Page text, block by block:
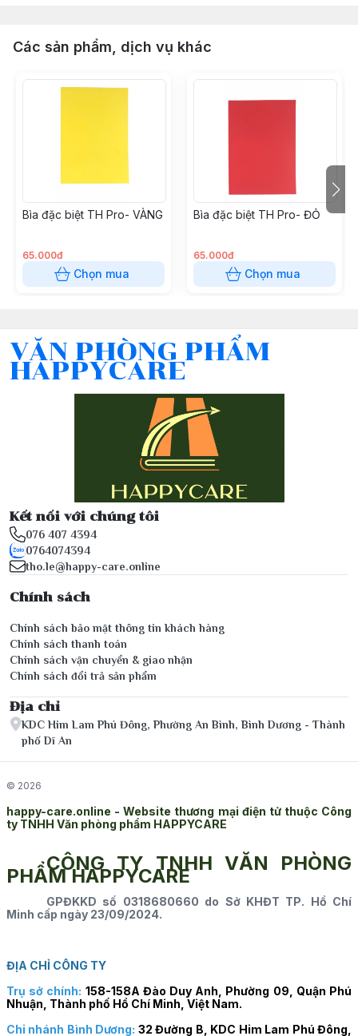
Các sản phẩm, dịch vụ khác
Bìa đặc biệt TH Pro- VÀNG
65.000đ
Chọn mua
Bìa đặc biệt TH Pro- ĐỎ
65.000đ
Chọn mua
VĂN PHÒNG PHẨM
HAPPYCARE
Kết nối với chúng tôi
076 407 4394
0764074394
tho.le@happy-care.online
Chính sách
Chính sách bảo mật thông tin khách hàng
Chính sách thanh toán
Chính sách vận chuyển & giao nhận
Chính sách đổi trả sản phẩm
Địa chỉ
KDC Him Lam Phú Đông, Phường An Bình, Bình Dương - Thành
phố Dĩ An
© 2026
happy-care.online - Website thương mại điện tử thuộc Công
ty TNHH Văn phòng phẩm HAPPYCARE
CÔNG TY TNHH VĂN PHÒNG
PHẨM HAPPYCARE
GPĐKKD số 0318680660 do Sở KHĐT TP. Hồ Chí
Minh cấp ngày 23/09/2024.
ĐỊA CHỈ CÔNG TY
Trụ sở chính: 158-158A Đào Duy Anh, Phường 09, Quận Phú
Nhuận, Thành phố Hồ Chí Minh, Việt Nam.
Chi nhánh Bình Dương: 32 Đường B, KDC Him Lam Phú Đông,